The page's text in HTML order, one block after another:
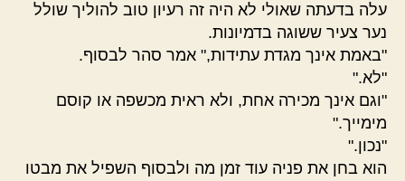
עלה בדעתה שאולי לא היה זה רעיון טוב להוליך שולל
נער צעיר ששוגה בדמיונות.
"באמת אינך מגדת עתידות," אמר סהר לבסוף.
"לא."
"וגם אינך מכירה אחת, ולא ראית מכשפה או קוסם
מימייך."
"נכון."
הוא בחן את פניה עוד זמן מה ולבסוף השפיל את מבטו